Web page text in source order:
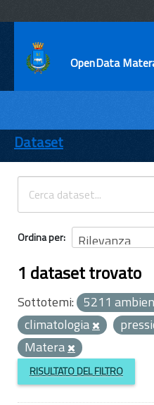
OpenData
ENTI
TEMI
INFORMAZIONI
Dataset
Ordina per
1 dataset trovato
Sottotemi: 5211
climatologia
Matera
RISULTATO DEL FILTRO